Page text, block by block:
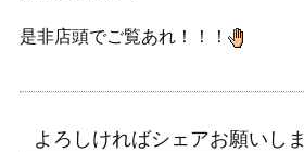
是非店頭でご覧あれ！！！
よろしければシェアお願いし